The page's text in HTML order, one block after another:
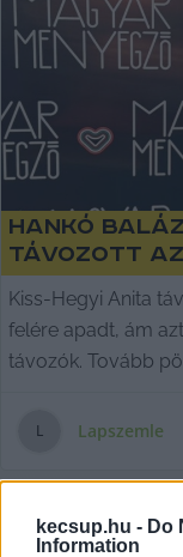
kecsup.hu - Do
Information
Hankó
távozott az
Kiss-Hegyi Anita
felére apadt, ám
távozók. Tovább
L Lapszemle